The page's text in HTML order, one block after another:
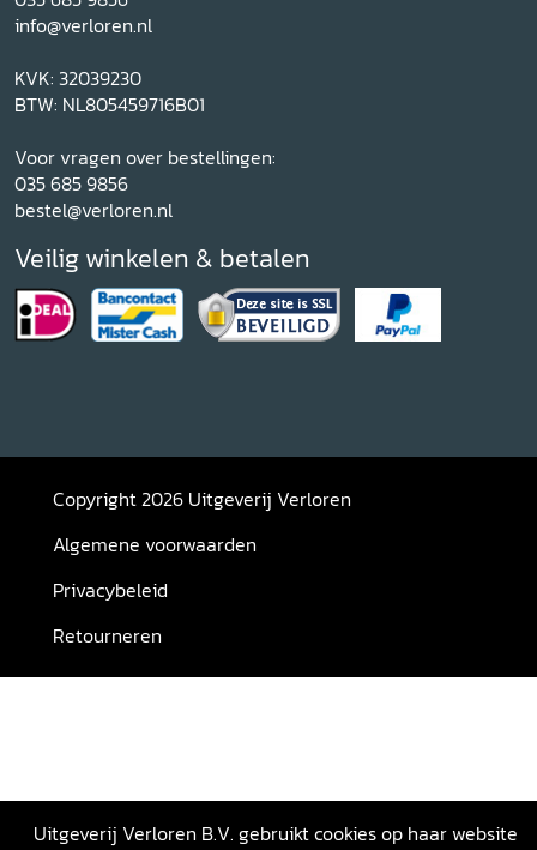
info@verloren.nl
KVK: 32039230
BTW: NL805459716B01
Voor vragen over bestellingen:
035 685 9856
bestel@verloren.nl
Veilig winkelen & betalen
Copyright 2026 Uitgeverij Verloren
Algemene voorwaarden
Privacybeleid
Retourneren
Uitgeverij Verloren B.V. gebruikt cookies op haar website